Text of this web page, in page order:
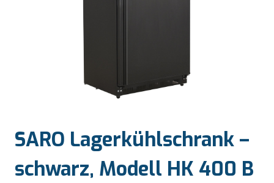
SARO Lagerkühlschrank –
schwarz, Modell HK 400 B